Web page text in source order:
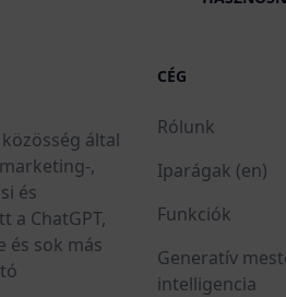
által
,
és
a ChatGPT,
és sok más
CÉG
Rólunk
Iparágak (en)
Funkciók
Generatív
intelligencia